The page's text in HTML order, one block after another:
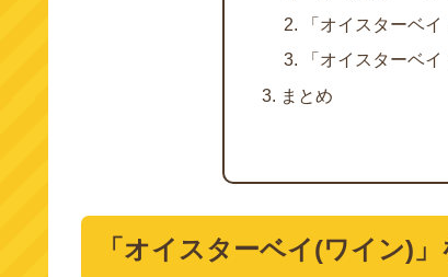
「オイスターベ
「オイスターベ
まとめ
「オイスターベイ(ワイン)